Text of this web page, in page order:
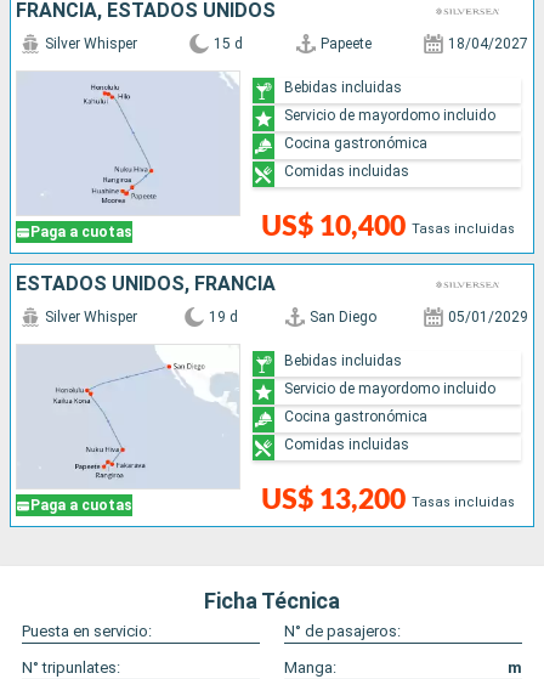
FRANCIA, ESTADOS UNIDOS
Paga a cuotas
Silver Whisper 15 d Papeete 18/04/2027
US$ 10,400 Tasas incluidas
Bebidas incluidas
Servicio de mayordomo incluido
Cocina gastronómica
Comidas incluidas
ESTADOS UNIDOS, FRANCIA
Paga a cuotas
Silver Whisper 19 d San Diego 05/01/2029
US$ 13,200 Tasas incluidas
Bebidas incluidas
Servicio de mayordomo incluido
Cocina gastronómica
Comidas incluidas
Ficha Técnica
Puesta en servicio:
N° de pasajeros:
N° tripunlates:
Manga:
m